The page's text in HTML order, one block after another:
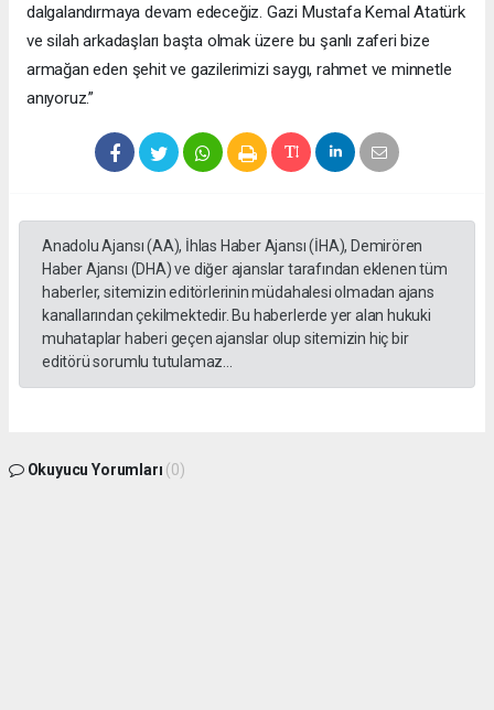
dalgalandırmaya devam edeceğiz. Gazi Mustafa Kemal Atatürk
ve silah arkadaşları başta olmak üzere bu şanlı zaferi bize
armağan eden şehit ve gazilerimizi saygı, rahmet ve minnetle
anıyoruz.”
Anadolu Ajansı (AA), İhlas Haber Ajansı (İHA), Demirören
Haber Ajansı (DHA) ve diğer ajanslar tarafından eklenen tüm
haberler, sitemizin editörlerinin müdahalesi olmadan ajans
kanallarından çekilmektedir. Bu haberlerde yer alan hukuki
muhataplar haberi geçen ajanslar olup sitemizin hiç bir
editörü sorumlu tutulamaz...
Okuyucu Yorumları (0)